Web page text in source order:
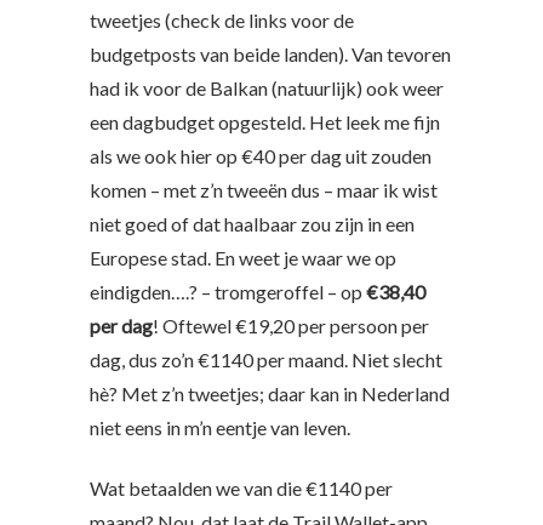
tweetjes (check de links voor de
budgetposts van beide landen). Van tevoren
had ik voor de Balkan (natuurlijk) ook weer
een dagbudget opgesteld. Het leek me fijn
als we ook hier op €40 per dag uit zouden
komen – met z’n tweeën dus – maar ik wist
niet goed of dat haalbaar zou zijn in een
Europese stad. En weet je waar we op
eindigden….? – tromgeroffel – op €38,40
per dag! Oftewel €19,20 per persoon per
dag, dus zo’n €1140 per maand. Niet slecht
hè? Met z’n tweetjes; daar kan in Nederland
niet eens in m’n eentje van leven.
Wat betaalden we van die €1140 per